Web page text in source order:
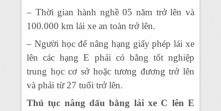
– Thời gian hành nghề 05 năm trở lên và
100.000 km lái xe an toàn trở lên.
– Người học để nâng hạng giấy phép lái xe
lên các hạng E phải có bằng tốt nghiệp
trung học cơ sở hoặc tương đương trở lên
và phải từ 27 tuổi trở lên.
Thủ tục nâng dấu bằng lái xe C lên E